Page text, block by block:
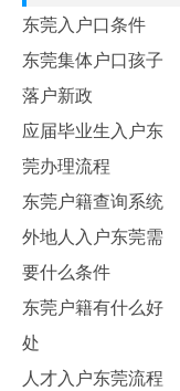
东莞入户口条件
东莞集体户口孩子
落户新政
应届毕业生入户东
莞办理流程
东莞户籍查询系统
外地人入户东莞需
要什么条件
东莞户籍有什么好
处
人才入户东莞流程